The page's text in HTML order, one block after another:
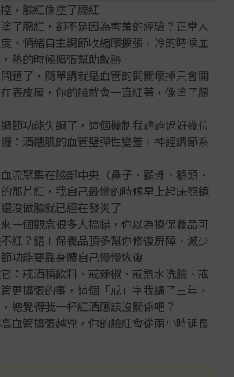
，臉紅像塗了腮紅
了腮紅，卻不是因為害羞的經驗？正常人
、情緒自主調節收縮跟擴張，冷的時候血
熱的時候擴張幫助散熱
題了，簡單講就是血管的開關壞掉只會開
表皮層，你的臉就會一直紅著，像塗了腮
節功能失調了，這個機制我諮詢過好幾位
：酒糟肌的血管璧彈性變差，神經調節系
流聚集在臉部中央（鼻子、顴骨、額頭、
那片紅，我自己最慘的時候早上起床照鏡
沒做臉就已經在發炎了
一個觀念很多人搞錯，你以為擦保養品可
紅？錯！保養品頂多幫你修復屏障、減少
功能要靠身體自己慢慢恢復
：戒酒精飲料、戒辣椒、戒熱水洗臉、戒
更擴張的事，這個「戒」字我講了三年，
總覺得我一杯紅酒應該沒關係吧？
血管擴張越兇，你的臉紅會從兩小時延長